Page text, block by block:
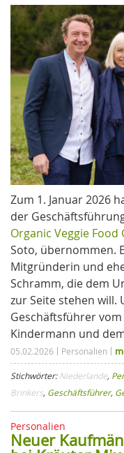
Zum 1. Januar 2026
der
Organic Veggie Food
Soto, übernommen.
Mitgründerin und
Schramm, die dem
zur Seite stehen
Geschäftsführer
Kindermann und
05.02.2026 Personalien
Stichwörter:Niederlande,
Brinkers, Geschäftsführer,
Personalien
Neuer